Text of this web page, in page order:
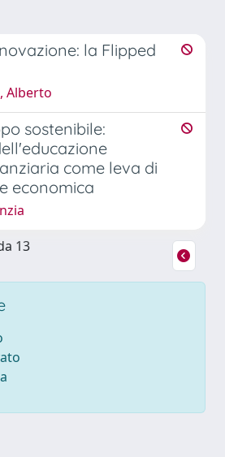
la Flipped
Alberto
sostenibile:
come leva di
economica
13